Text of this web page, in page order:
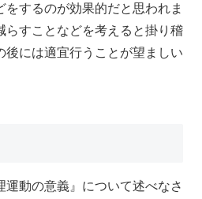
をするのが効果的だと思われま
らすことなどを考えると掛り稽
後には適宜行うことが望ましい
運動の意義』について述べなさ